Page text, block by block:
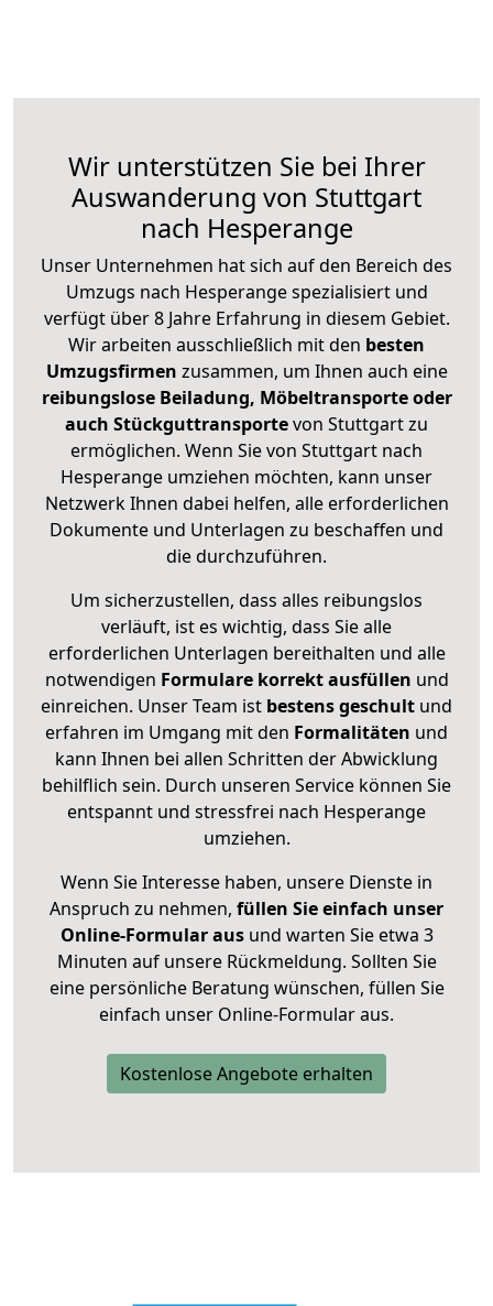
Wir unterstützen Sie bei Ihrer
Auswanderung von Stuttgart
nach Hesperange
Unser Unternehmen hat sich auf den Bereich des
Umzugs nach Hesperange spezialisiert und
verfügt über 8 Jahre Erfahrung in diesem Gebiet.
Wir arbeiten ausschließlich mit den besten
Umzugsfirmen zusammen, um Ihnen auch eine
reibungslose Beiladung, Möbeltransporte oder
auch Stückguttransportevon Stuttgart zu
ermöglichen. Wenn Sie von Stuttgart nach
Hesperange umziehen möchten, kann unser
Netzwerk Ihnen dabei helfen, alle erforderlichen
Dokumente und Unterlagen zu beschaffen und
die durchzuführen.
Um sicherzustellen, dass alles reibungslos
verläuft, ist es wichtig, dass Sie alle
erforderlichen Unterlagen bereithalten und alle
notwendigen Formulare korrekt ausfüllen und
einreichen. Unser Team ist bestens geschult und
erfahren im Umgang mit den Formalitäten und
kann Ihnen bei allen Schritten der Abwicklung
behilflich sein. Durch unseren Service können Sie
entspannt und stressfrei nach Hesperange
umziehen.
Wenn Sie Interesse haben, unsere Dienste in
Anspruch zu nehmen, füllen Sie einfach unser
Online-Formular ausund warten Sie etwa 3
Minuten auf unsere Rückmeldung. Sollten Sie
eine persönliche Beratung wünschen, füllen Sie
einfach unser Online-Formular aus.
Kostenlose Angebote erhalten